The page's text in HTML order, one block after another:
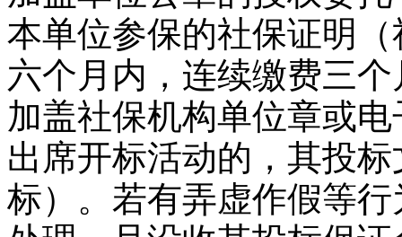
本单位参保的社保证明
六个月内，连续缴费三
加盖社保机构单位章或
出席开标活动的，其投
标）。若有弄虚作假等